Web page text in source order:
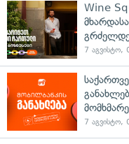
Wine
7 აგვისტო,
7 აგვისტო,